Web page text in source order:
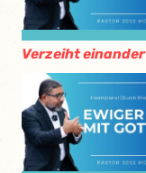
Verzeiht einander